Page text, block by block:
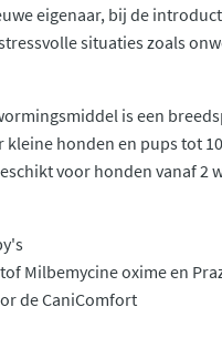
eigenaar, bij de
situaties zoals
is een
honden en pups tot
voor honden vanaf 2
Milbemycine oxime en
de CaniComfort